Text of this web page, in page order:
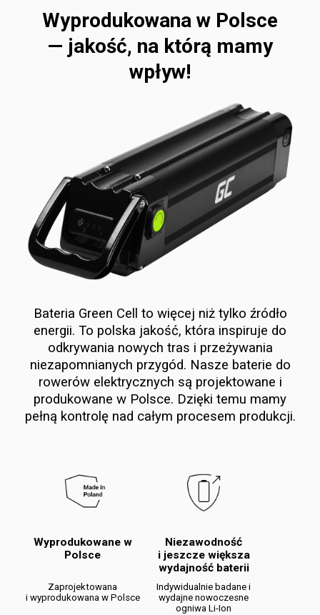
Wyprodukowana w Polsce
— jakość, na którą mamy
wpływ!
Bateria Green Cell to więcej niż tylko źródło
energii. To polska jakość, która inspiruje do
odkrywania nowych tras i przeżywania
niezapomnianych przygód. Nasze baterie do
rowerów elektrycznych są projektowane i
produkowane w Polsce. Dzięki temu mamy
pełną kontrolę nad całym procesem produkcji.
Wyprodukowane w
Polsce
Zaprojektowana
i wyprodukowana w Polsce
Niezawodność
i jeszcze większa
wydajność baterii
Indywidualnie badane i
wydajne nowoczesne
ogniwa Li-Ion